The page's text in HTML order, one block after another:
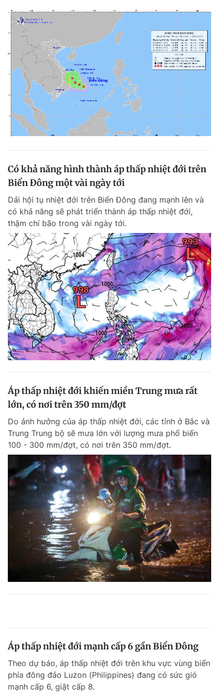
Có khả năng hình thành áp thấp nhiệt đới trên
Biển Đông một vài ngày tới
Dải hội tụ nhiệt đới trên Biển Đông đang mạnh lên và
có khả năng sẽ phát triển thành áp thấp nhiệt đới,
thậm chí bão trong vài ngày tới.
Áp thấp nhiệt đới khiến miền Trung mưa rất
lớn, có nơi trên 350 mm/đợt
Do ảnh hưởng của áp thấp nhiệt đới, các tỉnh ở Bắc và
Trung Trung bộ sẽ mưa lớn với lượng mưa phổ biến
100 - 300 mm/đợt, có nơi trên 350 mm/đợt.
Áp thấp nhiệt đới mạnh cấp 6 gần Biển Đông
Theo dự báo, áp thấp nhiệt đới trên khu vực vùng biển
phía đông đảo Luzon (Philippines) đang có sức gió
mạnh cấp 6, giật cấp 8.